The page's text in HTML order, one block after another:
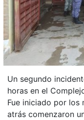
Un segundo
horas en el
Fue iniciado por los
atrás comenzaron